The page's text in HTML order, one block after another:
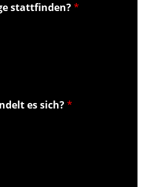
stattfinden?*
es sich?*